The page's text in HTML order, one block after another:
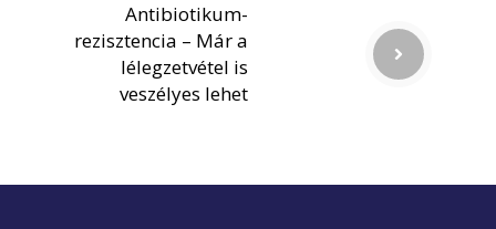
Antibiotikum-
rezisztencia – Már a
lélegzetvétel is
veszélyes lehet